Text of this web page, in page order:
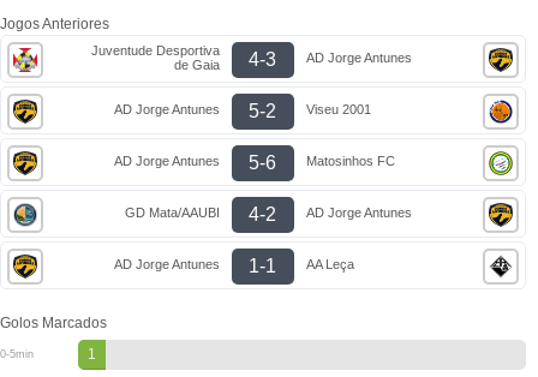
Jogos Anteriores
Juventude Desportiva
de Gaia
4-3 AD Jorge Antunes
AD Jorge Antunes 5-2 Viseu 2001
AD Jorge Antunes 5-6 Matosinhos FC
GD Mata/AAUBI 4-2 AD Jorge Antunes
AD Jorge Antunes 1-1 AA Leça
Golos Marcados
0-5min 1